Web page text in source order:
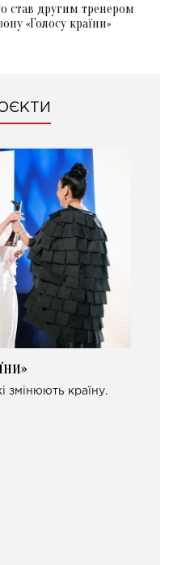
став другим тренером
«Голосу країни»
змінюють країну.